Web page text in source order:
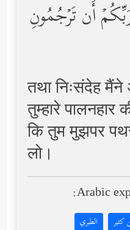
أَن تَرۡجُمُونِ
तथा निःसंदेह
तुम्हारे
कि तुम मुझपर
लो।
Arabic
كثير الطبري